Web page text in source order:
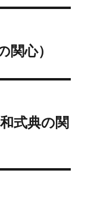
関心）
式典の関